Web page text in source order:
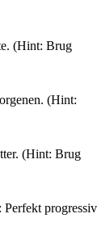
(Hint: Brug
(Hint:
(Hint: Brug
Perfekt progressiv